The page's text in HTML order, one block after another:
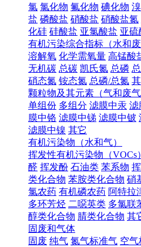
氯 氯化物 氟化物 碘化物
盐 磷酸盐 硝酸盐 硝酸盐氮
化硅 硅酸盐 亚氯酸盐 亚硫
有机污染综合指标（水和废
溶解氧 化学需氧量 高锰酸
无机碳 总碳 凯氏氮 总磷
硝态氮 铵态氮 总磷/总氮
颗粒物及其元素（气和废气
单组份 多组分 滤膜中汞 滤
膜中铬 滤膜中锑 滤膜中铍
滤膜中镍 其它
有机污染物（水和气）
挥发性有机污染物（VOCs）
醛 挥发酚 石油类 苯系物
类化合物 苯胺类化合物 硝
氯农药 有机磷农药 阿特拉
多环芳烃 二噁英类 多氯联
醇类化合物 腈类化合物 其
固废和气体
固废 纯气 氮气标准气 空气